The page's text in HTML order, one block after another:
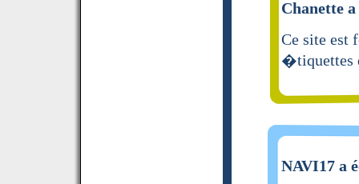
Chanette
Ce site est
�tiquettes
NAVI17 a